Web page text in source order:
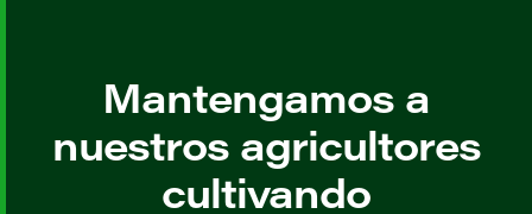
Mantengamos a
nuestros agricultores
cultivando